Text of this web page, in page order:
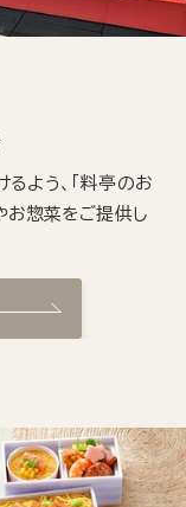
よう、「料亭のお
お惣菜をご提供し